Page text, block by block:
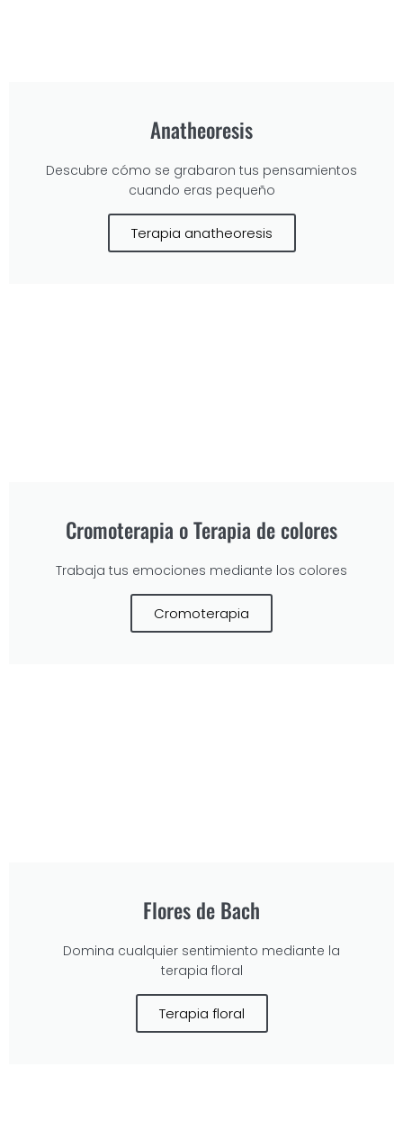
Anatheoresis
Descubre cómo se grabaron tus pensamientos
cuando eras pequeño
Terapia anatheoresis
Cromoterapia o Terapia de colores
Trabaja tus emociones mediante los colores
Cromoterapia
Flores de Bach
Domina cualquier sentimiento mediante la
terapia floral
Terapia floral